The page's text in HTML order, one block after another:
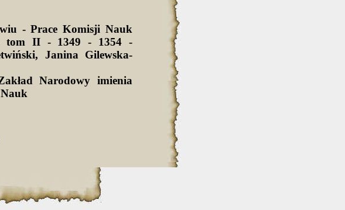
- Prace Komisji Nauk
- tom II - 1349 - 1354 -
Janina Gilewska-
Narodowy imienia